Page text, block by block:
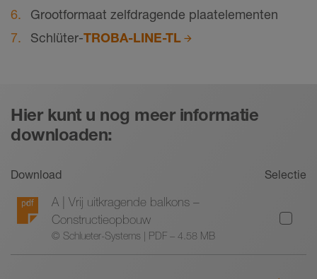
Grootformaat zelfdragende plaatelementen
Schlüter-TROBA-LINE-TL
Hier kunt u nog meer informatie
downloaden:
Download
Selectie
A | Vrij uitkragende balkons –
Constructieopbouw
© Schlueter-Systems | PDF – 4.58 MB